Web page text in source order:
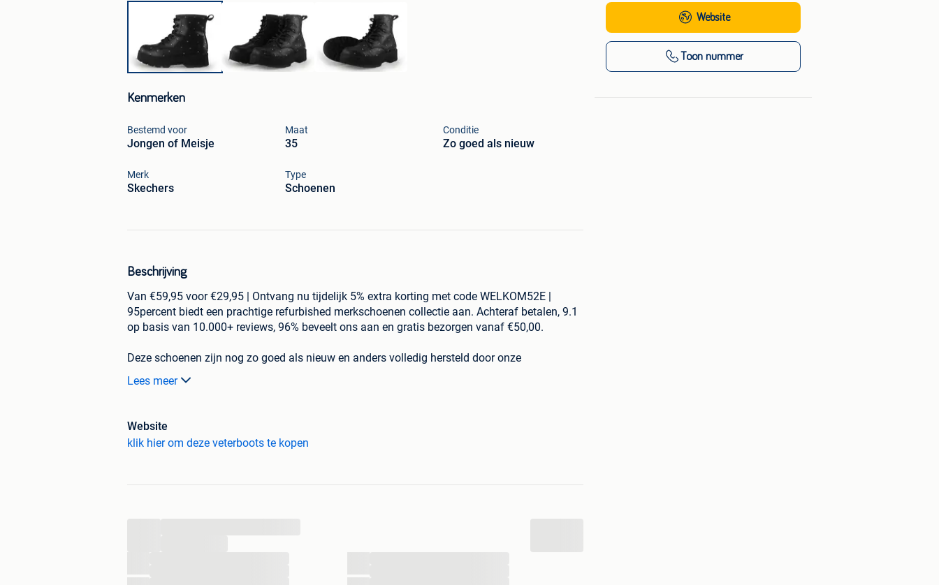
Kenmerken
Bestemd voor
Jongen of Meisje
Maat
35
Conditie
Zo goed als nieuw
Merk
Skechers
Type
Schoenen
Beschrijving
Van €59,95 voor €29,95 | Ontvang nu tijdelijk 5% extra korting met code WELKOM52E |
95percent biedt een prachtige refurbished merkschoenen collectie aan. Achteraf betalen, 9.1
op basis van 10.000+ reviews, 96% beveelt ons aan en gratis bezorgen vanaf €50,00.
Deze schoenen zijn nog zo goed als nieuw en anders volledig hersteld door onze
producten is er maar 1 op voorraad. Dus het is belangrijk er snel bij te zijn.
- Achteraf betalen, Bancontact en PayPal
- 100% Kwaliteitsgarantie
- Voordelig en eenvoudig retourneren via bPost of PostNL
Lees meer
Website
klik hier om deze veterboots te kopen
Website
Toon nummer